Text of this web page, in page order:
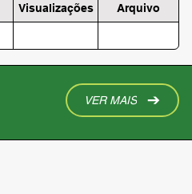
Visualizações Arquivo
VER MAIS